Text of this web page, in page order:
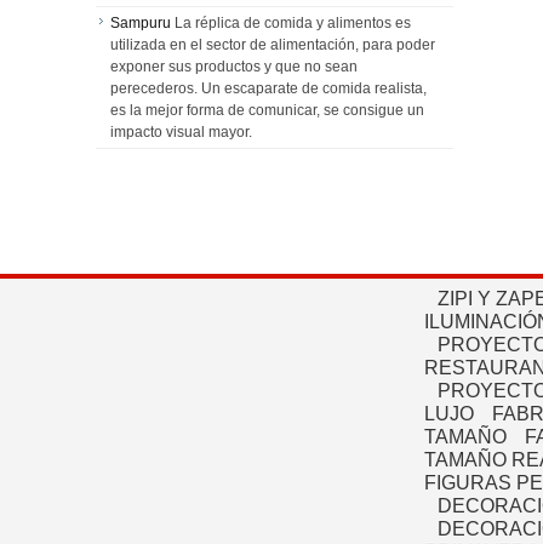
Sampuru La réplica de comida y alimentos es
utilizada en el sector de alimentación, para poder
exponer sus productos y que no sean
perecederos. Un escaparate de comida realista,
es la mejor forma de comunicar, se consigue un
impacto visual mayor.
ZIPI Y
LUJO
TAMAÑO
TAMAÑO
FIGURAS